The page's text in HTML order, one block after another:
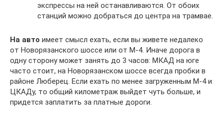
экспрессы на ней останавливаются. От обоих
станций можно добраться до центра на трамвае.
На авто имеет смысл ехать, если вы живете недалеко
от Новорязанского шоссе или от М-4. Иначе дорога в
одну сторону может занять до 3 часов: МКАД на юге
часто стоит, на Новорязанском шоссе всегда пробки в
районе Люберец. Если ехать по менее загруженным М-4 и
ЦКАДу, то общий километраж выйдет чуть больше, и
придется заплатить за платные дороги.